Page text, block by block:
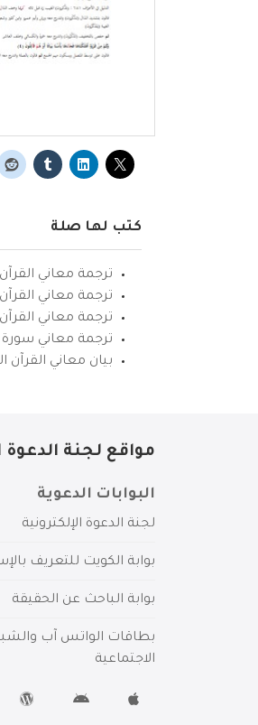
كتب لها صلة
ترجمة معاني القرآن
ترجمة معاني
ترجمة معاني
ترجمة معاني سورة
بيان معاني القرآن
مواقع لجنة الدعوة
البوابات الدعوية
لجنة الدعوة الإلكترونية
بوابة الكويت للتعريف
بوابة الباحث عن الحقيقة
بطاقات الواتس آب
الاجتماعية